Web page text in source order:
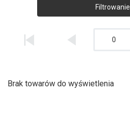
Filtrowanie
0
Brak towarów do wyświetlenia